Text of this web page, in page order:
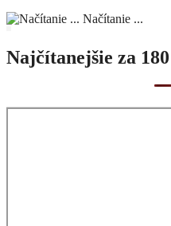
Načítanie ...
Najčítanejšie za